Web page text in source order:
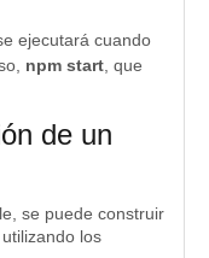
ejecutará cuando
npm start , que
de un
se puede construir
los